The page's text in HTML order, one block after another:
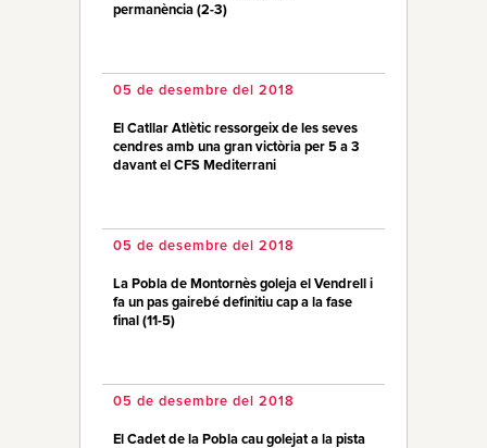
permanència (2-3)
05 de desembre del 2018
El Catllar Atlètic ressorgeix de les seves
cendres amb una gran victòria per 5 a 3
davant el CFS Mediterrani
05 de desembre del 2018
La Pobla de Montornès goleja el Vendrell i
fa un pas gairebé definitiu cap a la fase
final (11-5)
05 de desembre del 2018
El Cadet de la Pobla cau golejat a la pista